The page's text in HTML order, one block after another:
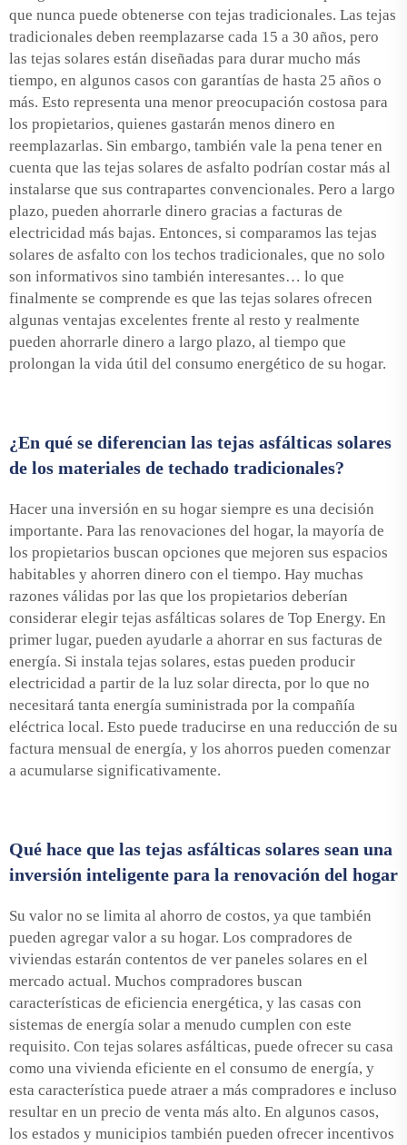
que nunca puede obtenerse con tejas tradicionales. Las tejas
tradicionales deben reemplazarse cada 15 a 30 años, pero
las tejas solares están diseñadas para durar mucho más
tiempo, en algunos casos con garantías de hasta 25 años o
más. Esto representa una menor preocupación costosa para
los propietarios, quienes gastarán menos dinero en
reemplazarlas. Sin embargo, también vale la pena tener en
cuenta que las tejas solares de asfalto podrían costar más al
instalarse que sus contrapartes convencionales. Pero a largo
plazo, pueden ahorrarle dinero gracias a facturas de
electricidad más bajas. Entonces, si comparamos las tejas
solares de asfalto con los techos tradicionales, que no solo
son informativos sino también interesantes… lo que
finalmente se comprende es que las tejas solares ofrecen
algunas ventajas excelentes frente al resto y realmente
pueden ahorrarle dinero a largo plazo, al tiempo que
prolongan la vida útil del consumo energético de su hogar.
¿En qué se diferencian las tejas asfálticas solares
de los materiales de techado tradicionales?
Hacer una inversión en su hogar siempre es una decisión
importante. Para las renovaciones del hogar, la mayoría de
los propietarios buscan opciones que mejoren sus espacios
habitables y ahorren dinero con el tiempo. Hay muchas
razones válidas por las que los propietarios deberían
considerar elegir tejas asfálticas solares de Top Energy. En
primer lugar, pueden ayudarle a ahorrar en sus facturas de
energía. Si instala tejas solares, estas pueden producir
electricidad a partir de la luz solar directa, por lo que no
necesitará tanta energía suministrada por la compañía
eléctrica local. Esto puede traducirse en una reducción de su
factura mensual de energía, y los ahorros pueden comenzar
a acumularse significativamente.
Qué hace que las tejas asfálticas solares sean una
inversión inteligente para la renovación del hogar
Su valor no se limita al ahorro de costos, ya que también
pueden agregar valor a su hogar. Los compradores de
viviendas estarán contentos de ver paneles solares en el
mercado actual. Muchos compradores buscan
características de eficiencia energética, y las casas con
sistemas de energía solar a menudo cumplen con este
requisito. Con tejas solares asfálticas, puede ofrecer su casa
como una vivienda eficiente en el consumo de energía, y
esta característica puede atraer a más compradores e incluso
resultar en un precio de venta más alto. En algunos casos,
los estados y municipios también pueden ofrecer incentivos